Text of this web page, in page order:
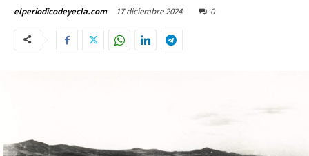
elperiodicodeyecla.com 17 diciembre 2024 0